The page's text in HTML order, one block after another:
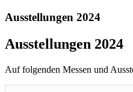
Ausstellungen 2024
Ausstellungen 2024
Auf folgenden Messen und